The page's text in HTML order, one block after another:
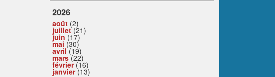
2026
août (2)
juillet(21)
juin (17)
mai (30)
avril(19)
mars(22)
février(16)
janvier(13)